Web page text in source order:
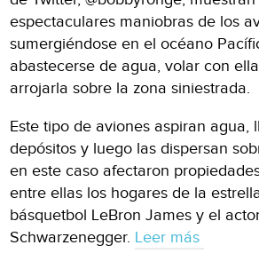
espectaculares maniobras de los
sumergiéndose en el océano
abastecerse de agua, volar con
arrojarla sobre la zona siniestrada.
Este tipo de aviones aspiran agua,
depósitos y luego las dispersan
en este caso afectaron
entre ellas los hogares de la
básquetbol LeBron James y el
Schwarzenegger. Leer más